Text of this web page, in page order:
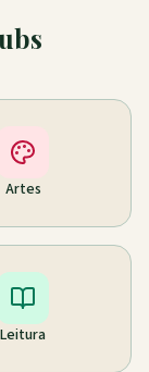
Artes
Leitura